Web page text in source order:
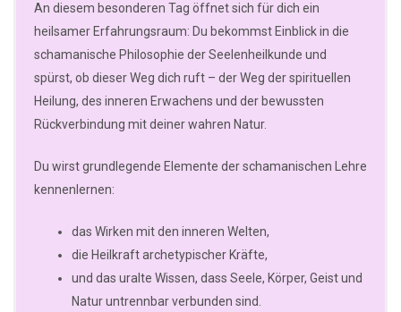
An diesem besonderen Tag öffnet sich für dich ein
heilsamer Erfahrungsraum: Du bekommst Einblick in die
schamanische Philosophie der Seelenheilkunde und
spürst, ob dieser Weg dich ruft – der Weg der spirituellen
Heilung, des inneren Erwachens und der bewussten
Rückverbindung mit deiner wahren Natur.
Du wirst grundlegende Elemente der schamanischen Lehre
kennenlernen:
das Wirken mit den inneren Welten,
die Heilkraft archetypischer Kräfte,
und das uralte Wissen, dass Seele, Körper, Geist und
Natur untrennbar verbunden sind.